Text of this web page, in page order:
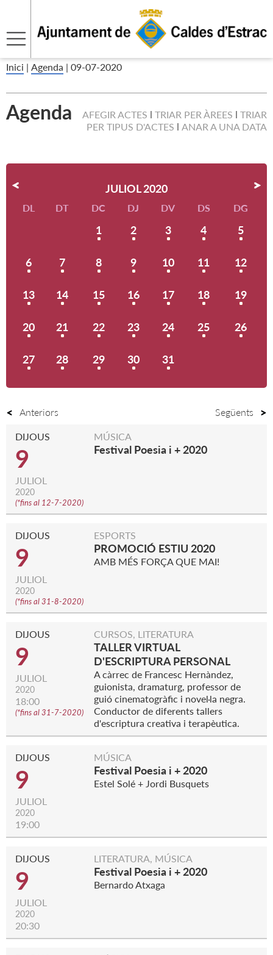
Inici | Agenda | 09-07-2020
Agenda AFEGIR ACTES TRIAR PER ÀREES
TRIAR
PER TIPUS D'ACTES
ANAR A UNA DATA
JULIOL 2020
DL DT DC DJ DV DS DG
1 2 3 4 5
6 7 8 9 10 11 12
13 14 15 16 17 18 19
20 21 22 23 24 25 26
27 28 29 30 31
Anteriors Següents
DIJOUS
9
JULIOL
2020
(*fins al 12-7-2020)
MÚSICA
Festival Poesia i + 2020
DIJOUS
9
JULIOL
2020
(*fins al 31-8-2020)
ESPORTS
PROMOCIÓ ESTIU 2020
AMB MÉS FORÇA QUE MAI!
DIJOUS
9
JULIOL
2020
18:00
(*fins al 31-7-2020)
CURSOS, LITERATURA
TALLER VIRTUAL
D'ESCRIPTURA PERSONAL
A càrrec de Francesc Hernàndez,
guionista, dramaturg, professor de
guió cinematogràfic i novel·la negra.
Conductor de diferents tallers
d'escriptura creativa i terapèutica.
DIJOUS
9
JULIOL
2020
19:00
MÚSICA
Festival Poesia i + 2020
Estel Solé + Jordi Busquets
DIJOUS
9
JULIOL
2020
20:30
LITERATURA, MÚSICA
Festival Poesia i + 2020
Bernardo Atxaga